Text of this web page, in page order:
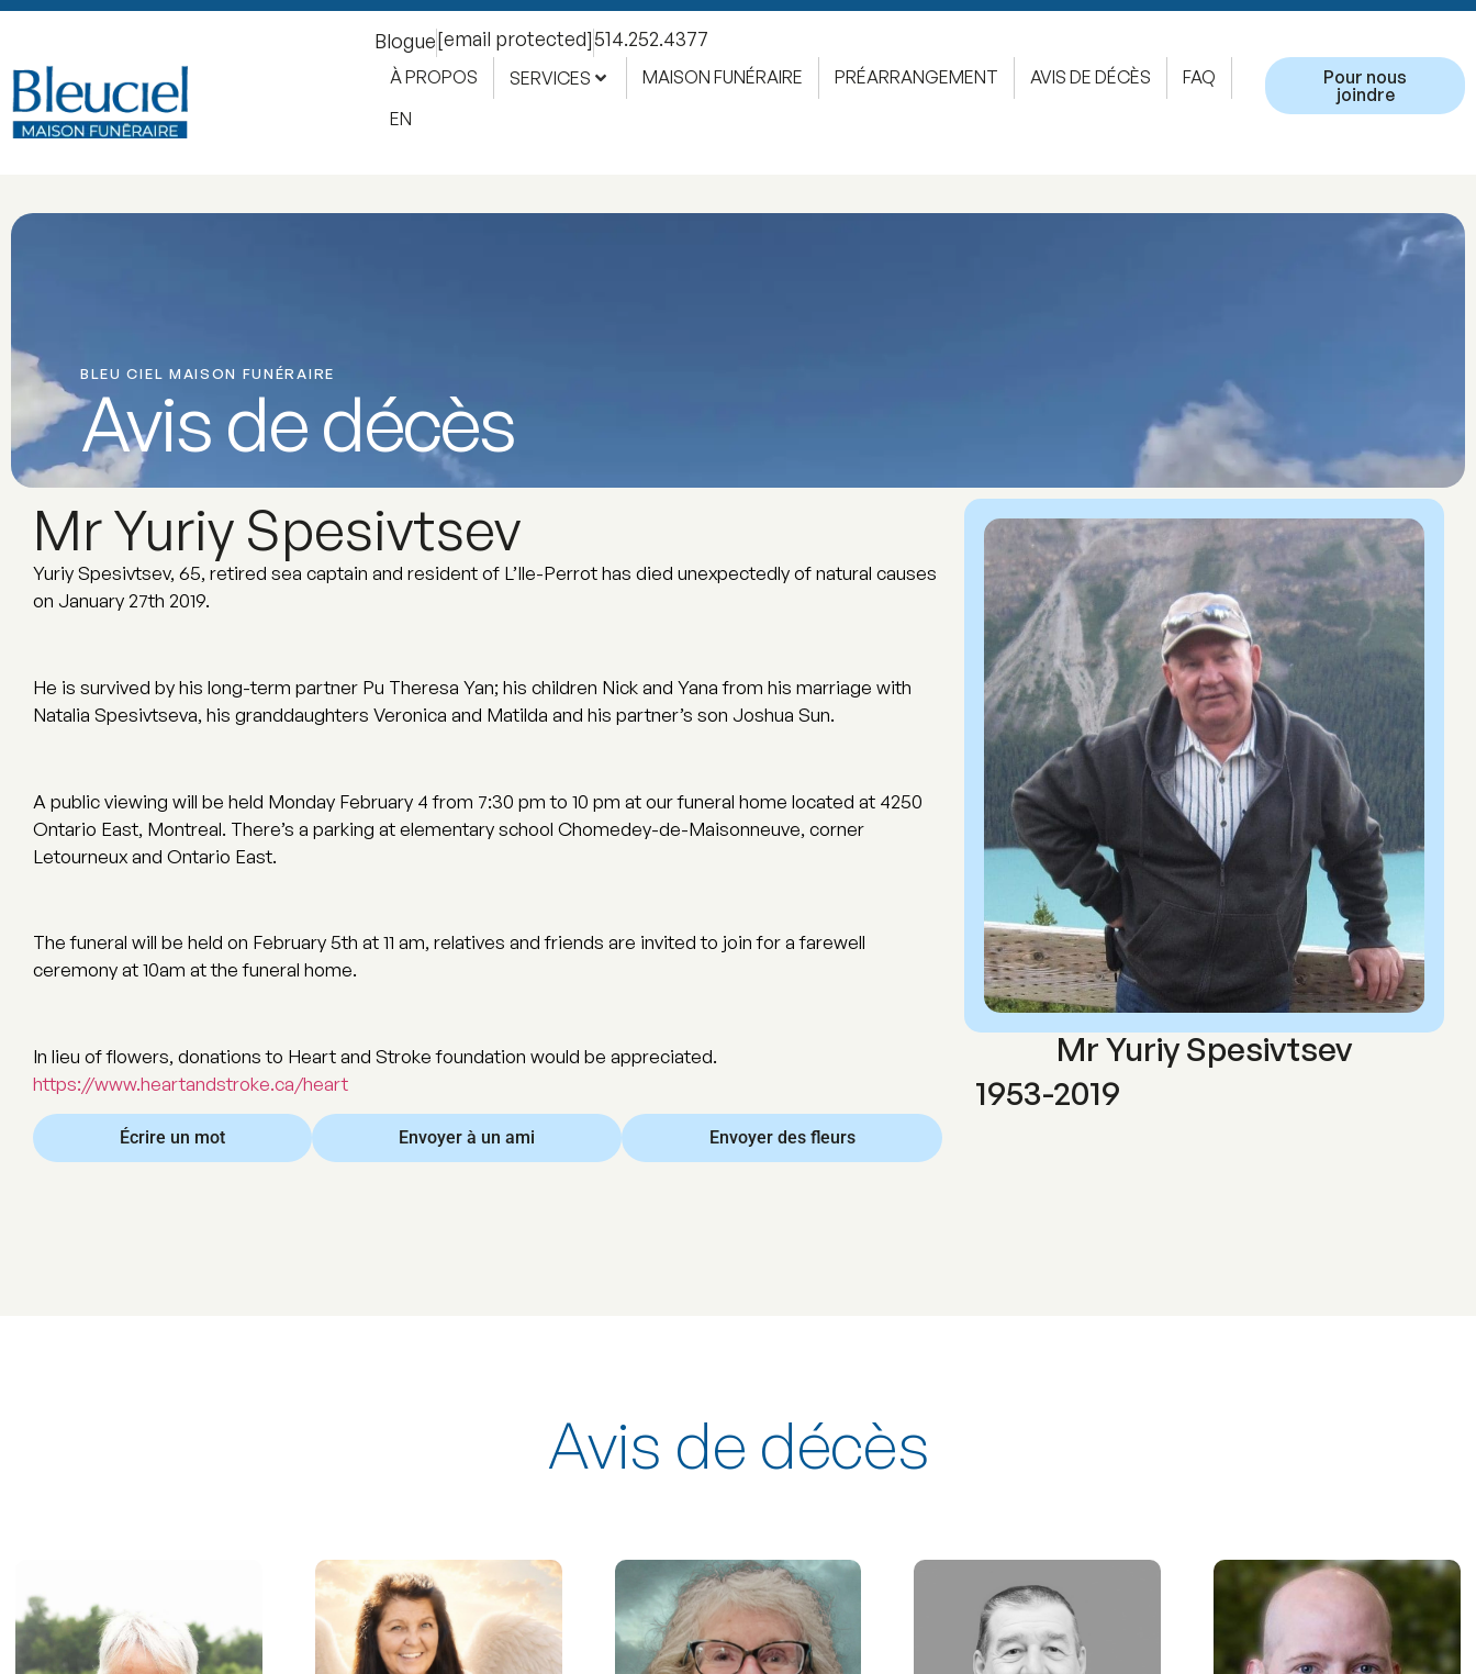
Blogue[email protected]514.252.4377
À PROPOS SERVICES MAISON FUNÉRAIRE PRÉARRANGEMENT AVIS DE DÉCÈS
FAQ
EN
Pour nous
joindre
BLEU CIEL MAISON FUNÉRAIRE
Avis de décès
Mr Yuriy Spesivtsev
Yuriy Spesivtsev, 65, retired sea captain and resident of L’Ile-Perrot has died unexpectedly of natural causes
on January 27th 2019.
He is survived by his long-term partner Pu Theresa Yan; his children Nick and Yana from his marriage with
Natalia Spesivtseva, his granddaughters Veronica and Matilda and his partner’s son Joshua Sun.
A public viewing will be held Monday February 4 from 7:30 pm to 10 pm at our funeral home located at 4250
Ontario East, Montreal. There’s a parking at elementary school Chomedey-de-Maisonneuve, corner
Letourneux and Ontario East.
The funeral will be held on February 5th at 11 am, relatives and friends are invited to join for a farewell
ceremony at 10am at the funeral home.
In lieu of flowers, donations to Heart and Stroke foundation would be appreciated.
https://www.heartandstroke.ca/heart
Écrire un mot Envoyer à un ami Envoyer des fleurs
Mr Yuriy Spesivtsev
1953-2019
Avis de décès